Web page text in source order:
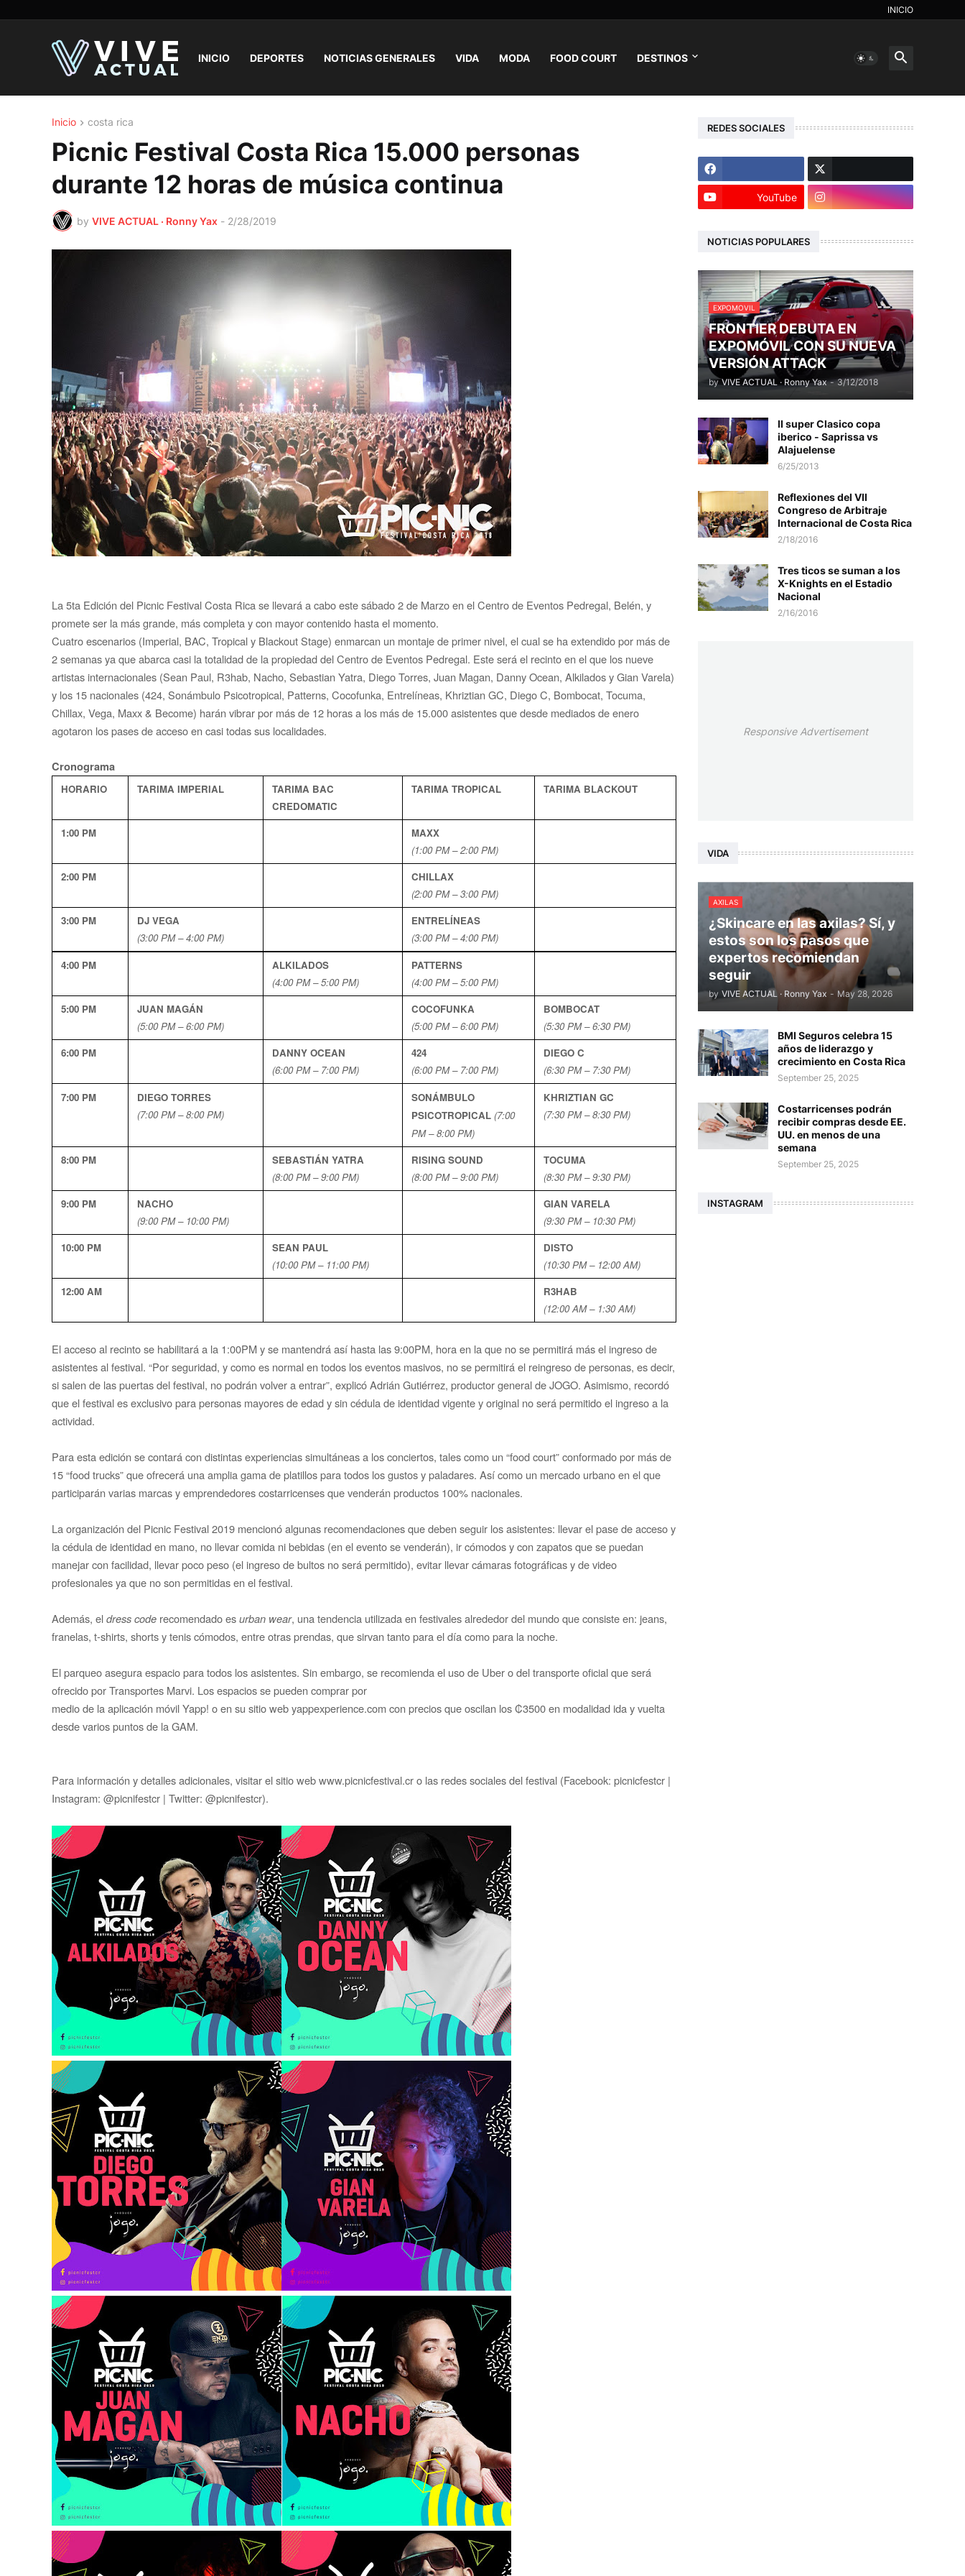
INICIO
INICIO DEPORTES NOTICIAS GENERALES VIDA MODA FOOD COURT DESTINOS
Inicio costa rica
Picnic Festival Costa Rica 15.000 personas
durante 12 horas de música continua
by VIVE ACTUAL · Ronny Yax - 2/28/2019
La 5ta Edición del Picnic Festival Costa Rica se llevará a cabo este sábado 2 de Marzo en el Centro de Eventos Pedregal, Belén, y
promete ser la más grande, más completa y con mayor contenido hasta el momento.
Cuatro escenarios (Imperial, BAC, Tropical y Blackout Stage) enmarcan un montaje de primer nivel, el cual se ha extendido por más de
2 semanas ya que abarca casi la totalidad de la propiedad del Centro de Eventos Pedregal. Este será el recinto en el que los nueve
artistas internacionales (Sean Paul, R3hab, Nacho, Sebastian Yatra, Diego Torres, Juan Magan, Danny Ocean, Alkilados y Gian Varela)
y los 15 nacionales (424, Sonámbulo Psicotropical, Patterns, Cocofunka, Entrelíneas, Khriztian GC, Diego C, Bombocat, Tocuma,
Chillax, Vega, Maxx & Become) harán vibrar por más de 12 horas a los más de 15.000 asistentes que desde mediados de enero
agotaron los pases de acceso en casi todas sus localidades.
Cronograma
HORARIO TARIMA IMPERIAL
TARIMA BAC
CREDOMATIC
TARIMA TROPICAL TARIMA BLACKOUT
1:00 PM
MAXX
(1:00 PM – 2:00 PM)
2:00 PM
CHILLAX
(2:00 PM – 3:00 PM)
3:00 PM
DJ VEGA
(3:00 PM – 4:00 PM)
ENTRELÍNEAS
(3:00 PM – 4:00 PM)
4:00 PM
ALKILADOS
(4:00 PM – 5:00 PM)
PATTERNS
(4:00 PM – 5:00 PM)
5:00 PM
JUAN MAGÁN
(5:00 PM – 6:00 PM)
COCOFUNKA
(5:00 PM – 6:00 PM)
BOMBOCAT
(5:30 PM – 6:30 PM)
6:00 PM
DANNY OCEAN
(6:00 PM – 7:00 PM)
424
(6:00 PM – 7:00 PM)
DIEGO C
(6:30 PM – 7:30 PM)
7:00 PM
DIEGO TORRES
(7:00 PM – 8:00 PM)
SONÁMBULO
PSICOTROPICAL (7:00
PM – 8:00 PM)
KHRIZTIAN GC
(7:30 PM – 8:30 PM)
8:00 PM
SEBASTIÁN YATRA
(8:00 PM – 9:00 PM)
RISING SOUND
(8:00 PM – 9:00 PM)
TOCUMA
(8:30 PM – 9:30 PM)
9:00 PM
NACHO
(9:00 PM – 10:00 PM)
GIAN VARELA
(9:30 PM – 10:30 PM)
10:00 PM
SEAN PAUL
(10:00 PM – 11:00 PM)
DISTO
(10:30 PM – 12:00 AM)
12:00 AM
R3HAB
(12:00 AM – 1:30 AM)
El acceso al recinto se habilitará a la 1:00PM y se mantendrá así hasta las 9:00PM, hora en la que no se permitirá más el ingreso de
asistentes al festival. “Por seguridad, y como es normal en todos los eventos masivos, no se permitirá el reingreso de personas, es decir,
si salen de las puertas del festival, no podrán volver a entrar”, explicó Adrián Gutiérrez, productor general de JOGO. Asimismo, recordó
que el festival es exclusivo para personas mayores de edad y sin cédula de identidad vigente y original no será permitido el ingreso a la
actividad.
Para esta edición se contará con distintas experiencias simultáneas a los conciertos, tales como un “food court” conformado por más de
15 “food trucks” que ofrecerá una amplia gama de platillos para todos los gustos y paladares. Así como un mercado urbano en el que
participarán varias marcas y emprendedores costarricenses que venderán productos 100% nacionales.
La organización del Picnic Festival 2019 mencionó algunas recomendaciones que deben seguir los asistentes: llevar el pase de acceso y
la cédula de identidad en mano, no llevar comida ni bebidas (en el evento se venderán), ir cómodos y con zapatos que se puedan
manejar con facilidad, llevar poco peso (el ingreso de bultos no será permitido), evitar llevar cámaras fotográficas y de video
profesionales ya que no son permitidas en el festival.
Además, eldress code recomendado esurban wear, una tendencia utilizada en festivales alrededor del mundo que consiste en: jeans,
franelas, t-shirts, shorts y tenis cómodos, entre otras prendas, que sirvan tanto para el día como para la noche.
El parqueo asegura espacio para todos los asistentes. Sin embargo, se recomienda el uso de Uber o del transporte oficial que será
ofrecido por Transportes Marvi. Los espacios se pueden comprar por
medio de la aplicación móvil Yapp! o en su sitio web yappexperience.com con precios que oscilan los₡3500 en modalidad ida y vuelta
desde varios puntos de la GAM.
Para información y detalles adicionales, visitar el sitio web www.picnicfestival.cr o las redes socialesdel festival (Facebook: picnicfestcr |
Instagram: @picnifestcr | Twitter: @picnifestcr).
REDES SOCIALES
YouTube
NOTICIAS POPULARES
EXPOMOVIL
FRONTIER DEBUTA EN
EXPOMÓVIL CON SU NUEVA
VERSIÓN ATTACK
by VIVE ACTUAL · Ronny Yax - 3/12/2018
II super Clasico copa
iberico - Saprissa vs
Alajuelense
6/25/2013
Reflexiones del VII
Congreso de Arbitraje
Internacional de Costa Rica
2/18/2016
Tres ticos se suman a los
X-Knights en el Estadio
Nacional
2/16/2016
Responsive Advertisement
VIDA
AXILAS
¿Skincare en las axilas? Sí, y
estos son los pasos que
expertos recomiendan
seguir
by VIVE ACTUAL · Ronny Yax - May 28, 2026
BMI Seguros celebra 15
años de liderazgo y
crecimiento en Costa Rica
September 25, 2025
Costarricenses podrán
recibir compras desde EE.
UU. en menos de una
semana
September 25, 2025
INSTAGRAM